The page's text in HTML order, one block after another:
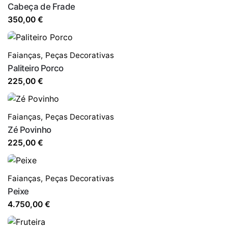
Cabeça de Frade
350,00 €
Faianças, Peças Decorativas
Paliteiro Porco
225,00 €
Faianças, Peças Decorativas
Zé Povinho
225,00 €
Faianças, Peças Decorativas
Peixe
4.750,00 €